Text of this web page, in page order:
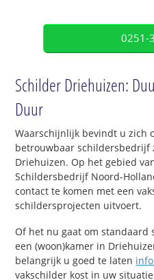
0251-
Schilder Driehuizen:
Duur
Waarschijnlijk bevindt u zich
betrouwbaar schildersbedrijf
Driehuizen. Op het gebied
Schildersbedrijf Noord-
contact te komen met een
schildersprojecten uitvoert.
Of het nu gaat om standaard
een (woon)kamer in
belangrijk u goed te laten
vakschilder kost in uw